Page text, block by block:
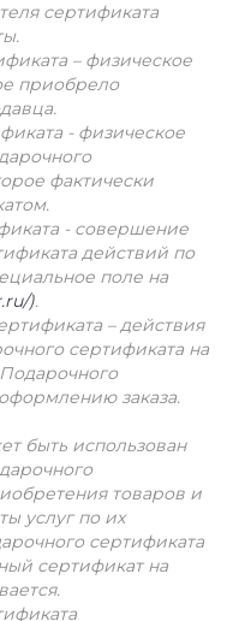
сертификата
– физическое
приобрело
- физическое
фактически
- совершение
действий по
поле на
).
– действия
сертификата на
заказа.
быть использован
товаров и
услуг по их
сертификата
сертификат на